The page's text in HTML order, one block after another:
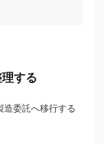
する
造委託へ移行する